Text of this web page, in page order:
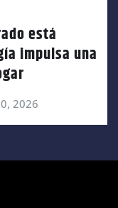
está
impulsa una
2026